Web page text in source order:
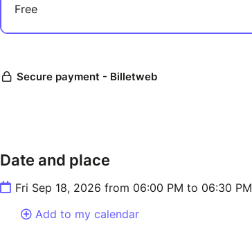
Date and place
Fri Sep 18, 2026 from 06:00 PM to 06:30 PM
Add to my calendar